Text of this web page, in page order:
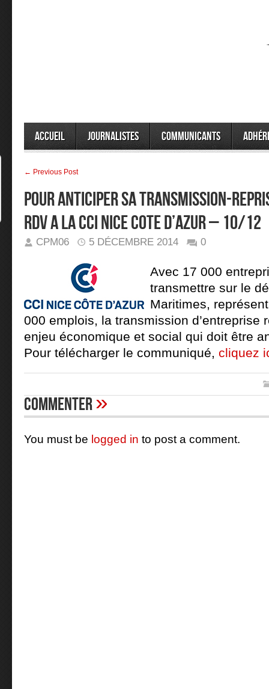
Accueil Journalistes Communicants
← Previous Post
POUR ANTICIPER SA TRANSMISSION-
RDV A LA CCI NICE COTE D’AZUR – 10/12
CPM06 5 DÉCEMBRE 2014 0
Avec 17 000
transmettre sur le
Maritimes,
000 emplois, la transmission d’entreprise
enjeu économique et social qui doit être
Pour télécharger le communiqué, cliquez
Commenter»
You must be logged in to post a comment.